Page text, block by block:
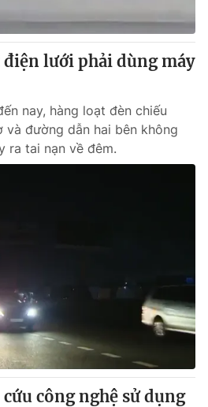
điện lưới phải dùng máy
nay, hàng loạt đèn chiếu
và đường dẫn hai bên không
ra tai nạn về đêm.
công nghệ sử dụng